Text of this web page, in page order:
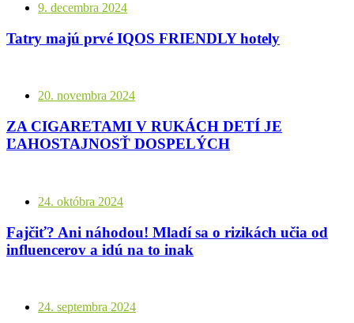
9. decembra 2024
Tatry majú prvé IQOS FRIENDLY hotely
20. novembra 2024
ZA CIGARETAMI V RUKÁCH DETÍ JE
ĽAHOSTAJNOSŤ DOSPELÝCH
24. októbra 2024
Fajčiť? Ani náhodou! Mladí sa o rizikách učia od
influencerov a idú na to inak
24. septembra 2024